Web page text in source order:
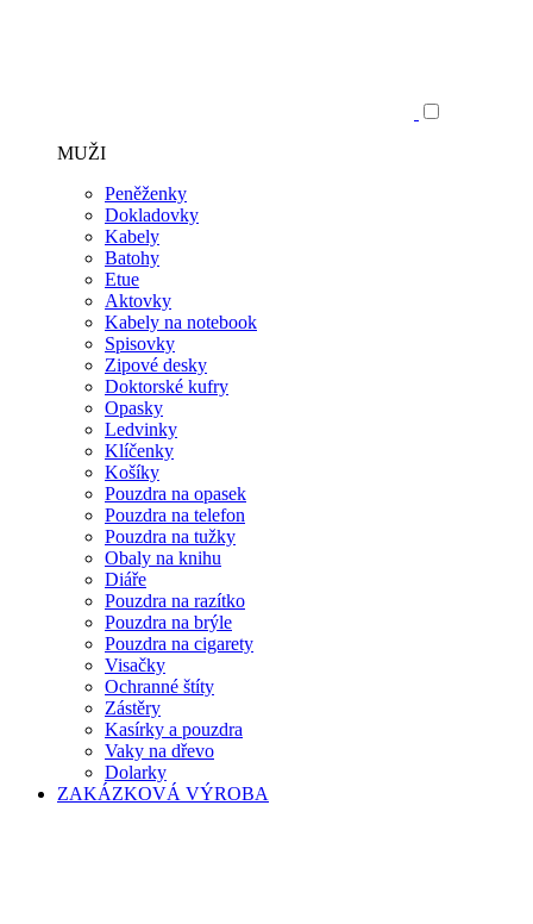
MUŽI
Peněženky
Dokladovky
Kabely
Batohy
Etue
Aktovky
Kabely na notebook
Spisovky
Zipové desky
Doktorské kufry
Opasky
Ledvinky
Klíčenky
Košíky
Pouzdra na opasek
Pouzdra na telefon
Pouzdra na tužky
Obaly na knihu
Diáře
Pouzdra na razítko
Pouzdra na brýle
Pouzdra na cigarety
Visačky
Ochranné štíty
Zástěry
Kasírky a pouzdra
Vaky na dřevo
Dolarky
ZAKÁZKOVÁ VÝROBA